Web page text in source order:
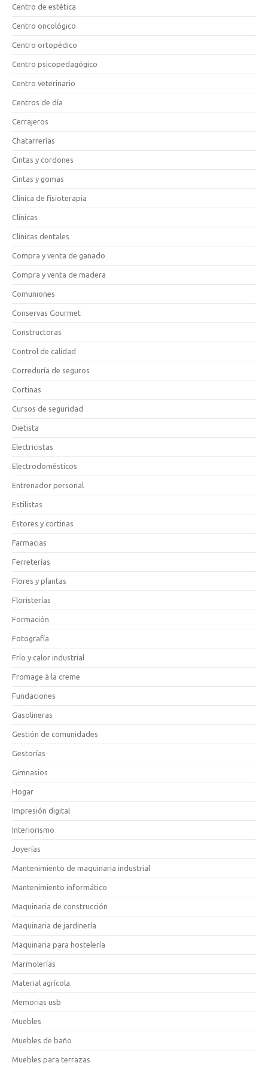
Centro de estética
Centro oncológico
Centro ortopédico
Centro psicopedagógico
Centro veterinario
Centros de día
Cerrajeros
Chatarrerías
Cintas y cordones
Cintas y gomas
Clínica de fisioterapia
Clínicas
Clínicas dentales
Compra y venta de ganado
Compra y venta de madera
Comuniones
Conservas Gourmet
Constructoras
Control de calidad
Correduría de seguros
Cortinas
Cursos de seguridad
Dietista
Electricistas
Electrodomésticos
Entrenador personal
Estilistas
Estores y cortinas
Farmacias
Ferreterías
Flores y plantas
Floristerías
Formación
Fotografía
Frío y calor industrial
Fromage à la creme
Fundaciones
Gasolineras
Gestión de comunidades
Gestorías
Gimnasios
Hogar
Impresión digital
Interiorismo
Joyerías
Mantenimiento de maquinaria industrial
Mantenimiento informático
Maquinaria de construcción
Maquinaria de jardinería
Maquinaria para hostelería
Marmolerías
Material agrícola
Memorias usb
Muebles
Muebles de baño
Muebles para terrazas